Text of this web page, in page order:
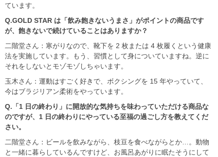
ています。
Q.GOLD STAR は「飲み飽きないうまさ」がポイントの商品です
が、飽きないで続けていることはありますか？
二階堂さん：寒がりなので、靴下を 2 枚または 4 枚履くという健康
法を実施しています。もう、習慣として身についていますね。逆に
それをしないとモゾモゾしちゃいます。
玉木さん：運動はすごく好きで、ボクシングを 15 年やっていて、
今はブラジリアン柔術をやっています。
Q. 「1 日の終わり」に開放的な気持ちを味わっていただける商品な
のですが、1 日の終わりにやっている至福の過ごし方を教えてくだ
さい。
二階堂さん：ビールを飲みながら、枝豆を食べながらとか…。動物
と一緒に暮らしているんですけど、お風呂あがりに眠たそうにして